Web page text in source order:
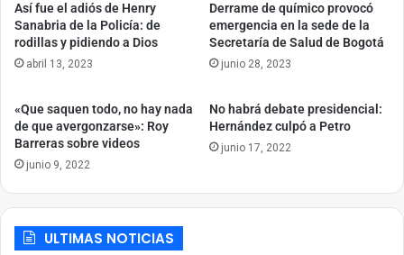
Así fue el adiós de Henry
Sanabria de la Policía: de
rodillas y pidiendo a Dios
abril 13, 2023
Derrame de químico provocó
emergencia en la sede de la
Secretaría de Salud de Bogotá
junio 28, 2023
«Que saquen todo, no hay nada
de que avergonzarse»: Roy
Barreras sobre videos
junio 9, 2022
No habrá debate presidencial:
Hernández culpó a Petro
junio 17, 2022
ULTIMAS NOTICIAS